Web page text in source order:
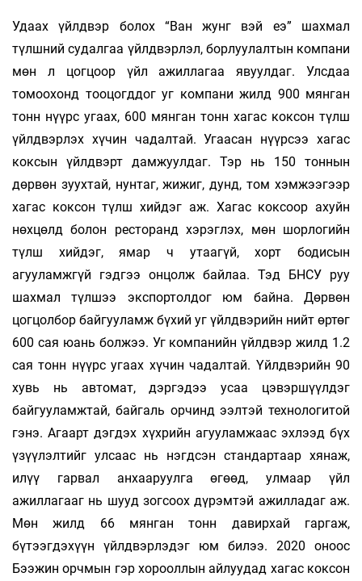
Удаах үйлдвэр болох “Ван жунг вэй еэ” шахмал
түлшний судалгаа үйлдвэрлэл, борлуулалтын компани
мөн л цогцоор үйл ажиллагаа явуулдаг. Улсдаа
томоохонд тооцогддог уг компани жилд 900 мянган
тонн нүүрс угаах, 600 мянган тонн хагас коксон түлш
үйлдвэрлэх хүчин чадалтай. Угаасан нүүрсээ хагас
коксын үйлдвэрт дамжуулдаг. Тэр нь 150 тоннын
дөрвөн зуухтай, нунтаг, жижиг, дунд, том хэмжээгээр
хагас коксон түлш хийдэг аж. Хагас коксоор ахуйн
нөхцөлд болон ресторанд хэрэглэх, мөн шорлогийн
түлш хийдэг, ямар ч утаагүй, хорт бодисын
агууламжгүй гэдгээ онцолж байлаа. Тэд БНСУ руу
шахмал түлшээ экспортолдог юм байна. Дөрвөн
цогцолбор байгууламж бүхий уг үйлдвэрийн нийт өртөг
600 сая юань болжээ. Уг компанийн үйлдвэр жилд 1.2
сая тонн нүүрс угаах хүчин чадалтай. Үйлдвэрийн 90
хувь нь автомат, дэргэдээ усаа цэвэршүүлдэг
байгууламжтай, байгаль орчинд ээлтэй технологитой
гэнэ. Агаарт дэгдэх хүхрийн агууламжаас эхлээд бүх
үзүүлэлтийг улсаас нь нэгдсэн стандартаар хянаж,
илүү гарвал анхааруулга өгөөд, улмаар үйл
ажиллагааг нь шууд зогсоох дүрэмтэй ажилладаг аж.
Мөн жилд 66 мянган тонн давирхай гаргаж,
бүтээгдэхүүн үйлдвэрлэдэг юм билээ. 2020 оноос
Бээжин орчмын гэр хорооллын айлуудад хагас коксон